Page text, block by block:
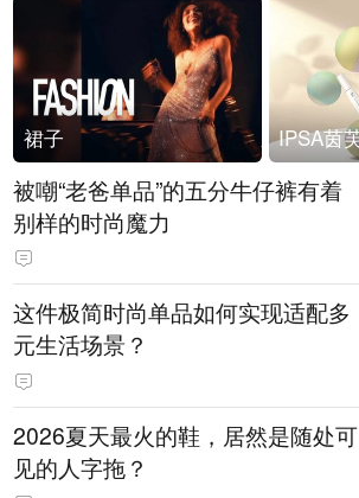
裙子
被嘲“老爸单品”的五分牛仔裤有着
别样的时尚魔力
这件极简时尚单品如何实现适配多
元生活场景？
2026夏天最火的鞋，居然是随处可
见的人字拖？